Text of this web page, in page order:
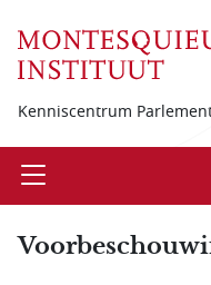
Kenniscentrum
Open